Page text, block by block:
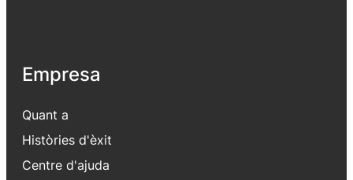
Empresa
Quant a
Històries d'èxit
Centre d'ajuda